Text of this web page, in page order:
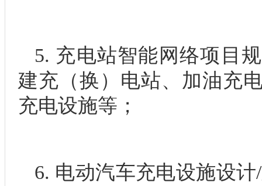
5. 充电站智能网络项目
建充（换）电站、加油充
充电设施等；
6. 电动汽车充电设施设